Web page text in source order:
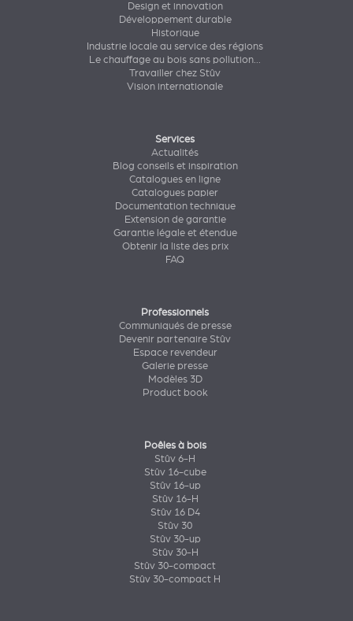
Design et innovation
Développement durable
Historique
Industrie locale au service des régions
Le chauffage au bois sans pollution...
Travailler chez Stûv
Vision internationale
Services
Actualités
Blog conseils et inspiration
Catalogues en ligne
Catalogues papier
Documentation technique
Extension de garantie
Garantie légale et étendue
Obtenir la liste des prix
FAQ
Professionnels
Communiqués de presse
Devenir partenaire Stûv
Espace revendeur
Galerie presse
Modèles 3D
Product book
Poêles à bois
Stûv 6-H
Stûv 16-cube
Stûv 16-up
Stûv 16-H
Stûv 16 D4
Stûv 30
Stûv 30-up
Stûv 30-H
Stûv 30-compact
Stûv 30-compact H